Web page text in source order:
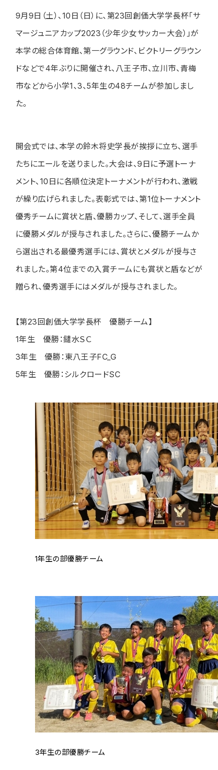
9月9日（土）、 10 日（日）に、第23回創価大学学長杯「サ
マージュニアカップ2023 （少年少女サッカー大会）」が
本学の総合体育館、第一グラウンド、ビクトリーグラウン
ドなどで4年ぶりに開催され、八王子市、立川市、青梅
市などから小学1、3、5年生の48チームが参加しまし
た。
開会式では、本学の鈴木将史学長が挨拶に立ち、選手
たちにエールを送りました。大会は、9 日に予選トーナ
メント、 10 日に各順位決定トーナメントが行われ、激戦
が繰り広げられました。表彰式では、第1位トーナメント
優秀チームに賞状と盾、優勝カップ、そして、選手全員
に優勝メダルが授与されました。さらに、優勝チームか
ら選出される最優秀選手には、賞状とメダルが授与さ
れました。第4位までの入賞チームにも賞状と盾などが
贈られ、優秀選手にはメダルが授与されました。
【第23回創価大学学長杯 優勝チーム】
1年生 優勝：鑓水ＳＣ
3年生 優勝：東八王子FC_G
5年生 優勝：シルクロードSC
1年生の部優勝チーム
3年生の部優勝チーム